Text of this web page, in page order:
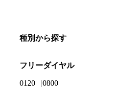
種別から探す
フリーダイヤル
0120 0800